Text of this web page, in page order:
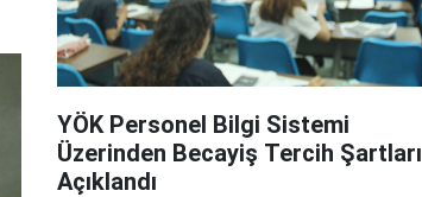
YÖK Personel Bilgi Sistemi
Üzerinden Becayiş Tercih Şartları
Açıklandı